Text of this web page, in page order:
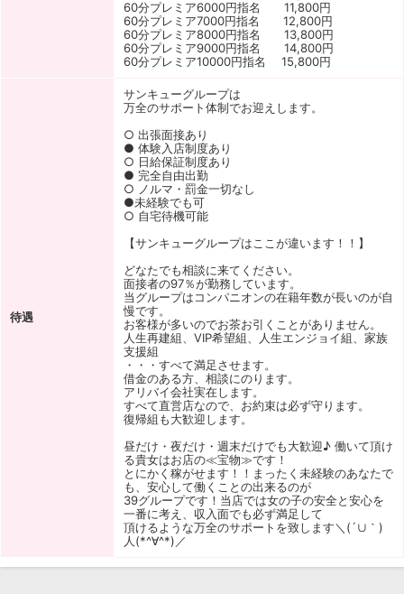
60分プレミア6000円指名 11,800円
60分プレミア7000円指名 12,800円
60分プレミア8000円指名 13,800円
60分プレミア9000円指名 14,800円
60分プレミア10000円指名 15,800円
待遇
サンキューグループは
万全のサポート体制でお迎えします。
○ 出張面接あり
● 体験入店制度あり
○ 日給保証制度あり
● 完全自由出勤
○ ノルマ・罰金一切なし
●未経験でも可
○ 自宅待機可能
【サンキューグループはここが違います！！】
どなたでも相談に来てください。
面接者の97％が勤務しています。
当グループはコンパニオンの在籍年数が長いのが自
慢です。
お客様が多いのでお茶お引くことがありません。
人生再建組、VIP希望組、人生エンジョイ組、家族
支援組
・・・すべて満足させます。
借金のある方、相談にのります。
アリバイ会社実在します。
すべて直営店なので、お約束は必ず守ります。
復帰組も大歓迎します。
昼だけ・夜だけ・週末だけでも大歓迎♪ 働いて頂け
る貴女はお店の≪宝物≫です！
とにかく稼がせます！！まったく未経験のあなたで
も、安心して働くことの出来るのが
39グループです！当店では女の子の安全と安心を
一番に考え、収入面でも必ず満足して
頂けるような万全のサポートを致します＼(´∪｀)
人(*^∀^*)／